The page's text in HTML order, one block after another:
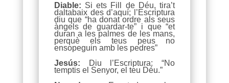
Diable: Si ets Fill de Déu, tira’t
daltabaix des d’aquí; l’Escriptura
diu que “ha donat ordre als seus
àngels de guardar-te” i que “et
duran a les palmes de les mans,
perquè els teus peus no
ensopeguin amb les pedres”
Jesús: Diu l’Escriptura: “No
temptis el Senyor, el teu Déu.”